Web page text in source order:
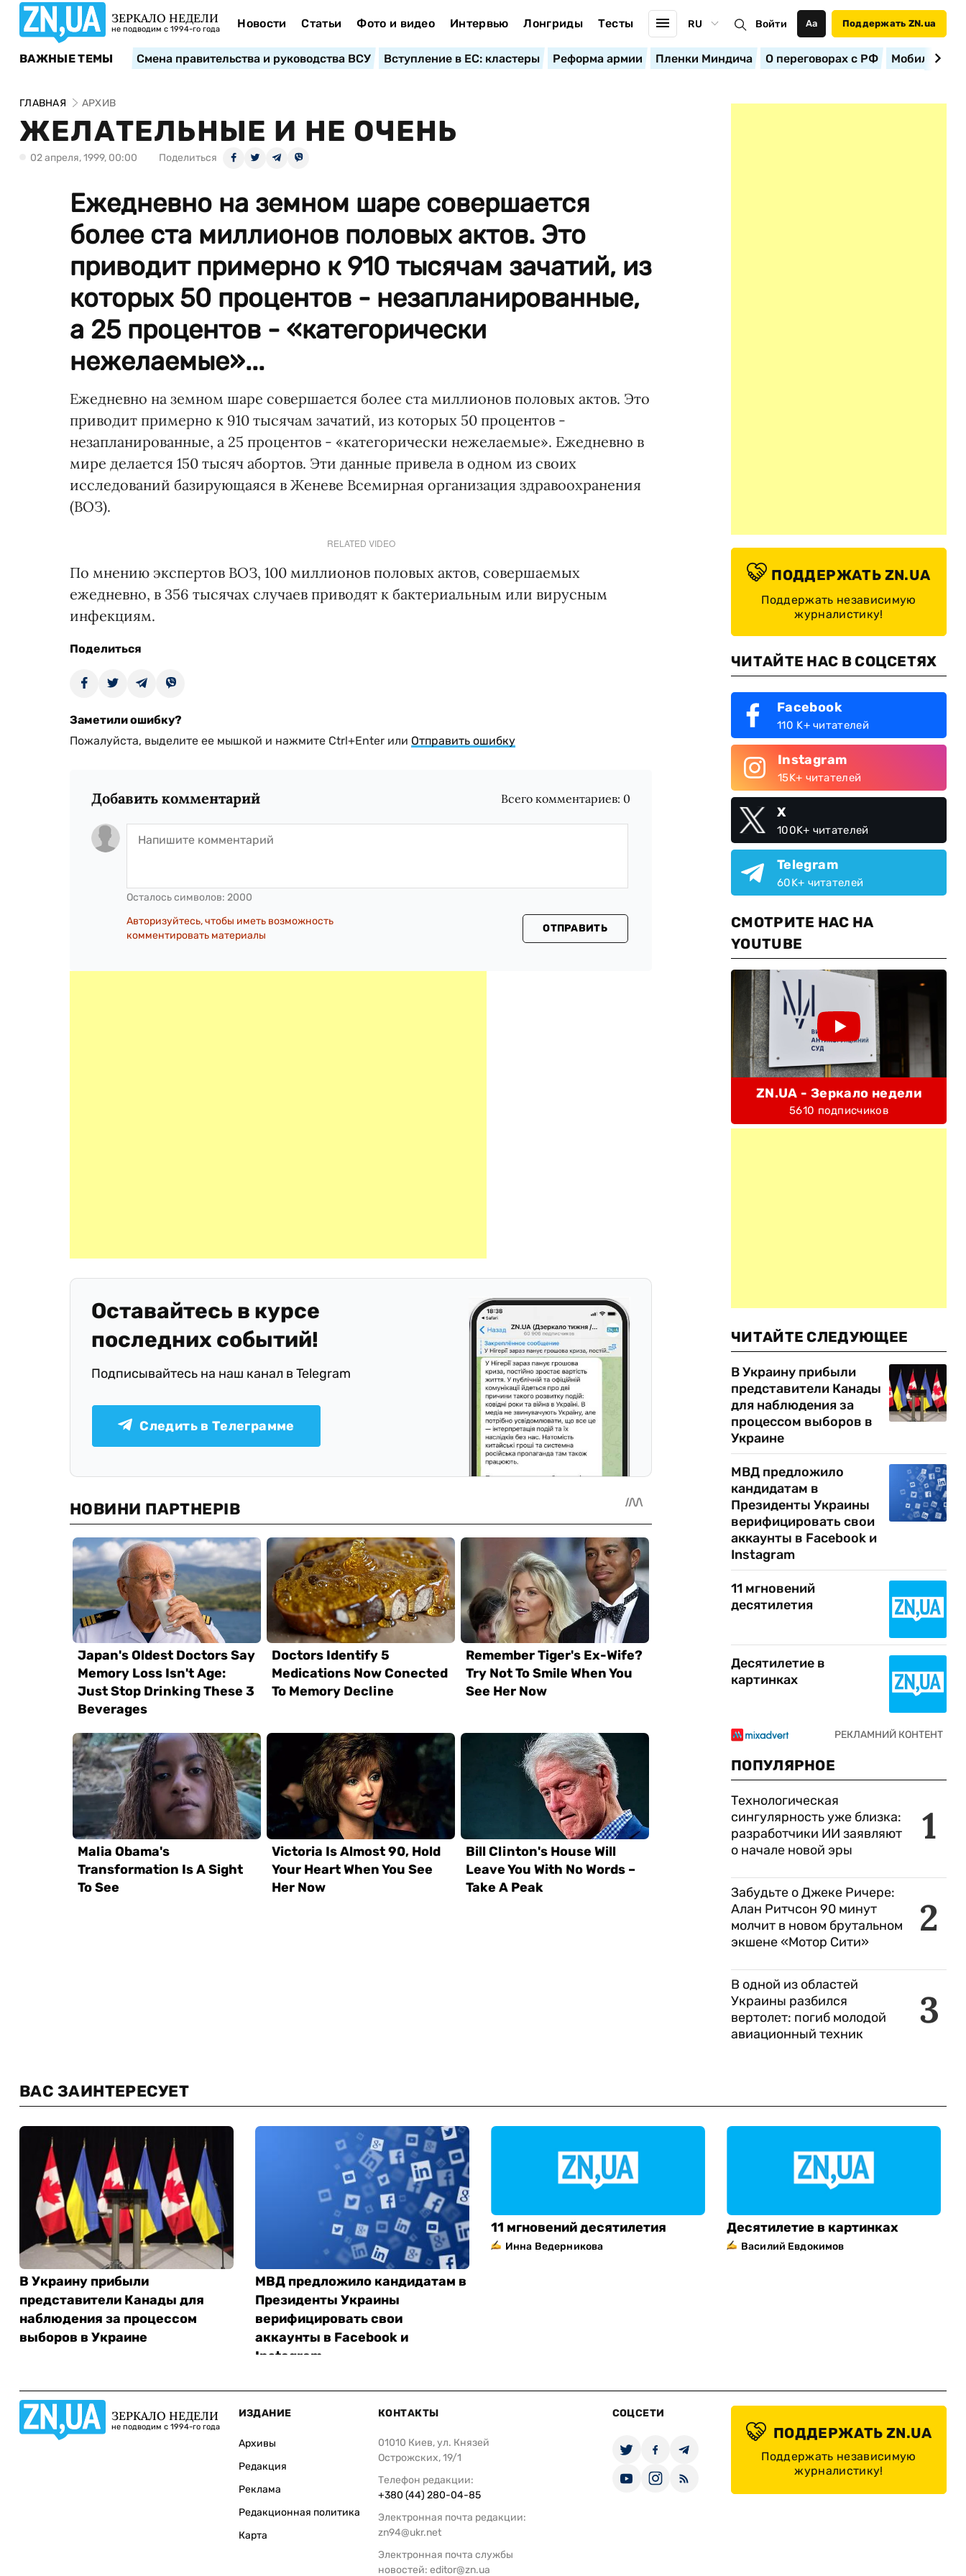
ЗЕРКАЛО НЕДЕЛИ
не подводим с 1994-го года Новости Статьи Фото и видео Интервью Лонгриды Тесты RU Войти Аа Поддержать ZN.ua
ВАЖНЫЕ ТЕМЫ Смена правительства и руководства ВСУ Вступление в ЕС: кластеры Реформа армии Пленки Миндича О переговорах с РФ
ГЛАВНАЯ АРХИВ
ЖЕЛАТЕЛЬНЫЕ И НЕ ОЧЕНЬ
02 апреля, 1999, 00:00 Поделиться
Ежедневно на земном шаре совершается
более ста миллионов половых актов. Это
приводит примерно к 910 тысячам зачатий, из
которых 50 процентов - незапланированные,
а 25 процентов - «категорически
нежелаемые»...
Ежедневно на земном шаре совершается более ста миллионов половых актов. Это
приводит примерно к 910 тысячам зачатий, из которых 50 процентов -
незапланированные, а 25 процентов - «категорически нежелаемые». Ежедневно в
мире делается 150 тысяч абортов. Эти данные привела в одном из своих
исследований базирующаяся в Женеве Всемирная организация здравоохранения
(ВОЗ).
RELATED VIDEO
По мнению экспертов ВОЗ, 100 миллионов половых актов, совершаемых
ежедневно, в 356 тысячах случаев приводят к бактериальным или вирусным
инфекциям.
Поделиться
Заметили ошибку?
Пожалуйста, выделите ее мышкой и нажмите Ctrl+Enter или Отправить ошибку
Добавить комментарий Всего комментариев: 0
Осталось символов: 2000
Авторизуйтесь, чтобы иметь возможность
комментировать материалы
ОТПРАВИТЬ
Оставайтесь в курсе
последних событий!
Подписывайтесь на наш канал в Telegram
Следить в Телеграмме
ПОДДЕРЖАТЬ ZN.UA
Поддержать независимую
журналистику!
ЧИТАЙТЕ НАС В СОЦСЕТЯХ
Facebook
110 K+ читателей
Instagram
15K+ читателей
X
100K+ читателей
Telegram
60K+ читателей
СМОТРИТЕ НАС НА
YOUTUBE
ZN.UA - Зеркало недели
5610 подписчиков
ЧИТАЙТЕ СЛЕДУЮЩЕЕ
В Украину прибыли
представители Канады
для наблюдения за
процессом выборов в
Украине
МВД предложило
кандидатам в
Президенты Украины
верифицировать свои
аккаунты в Facebook и
Instagram
11 мгновений
десятилетия
Десятилетие в
картинках
ПОПУЛЯРНОЕ
1
Технологическая
сингулярность уже близка:
разработчики ИИ заявляют
о начале новой эры
2
Забудьте о Джеке Ричере:
Алан Ритчсон 90 минут
молчит в новом брутальном
экшене «Мотор Сити»
3
В одной из областей
Украины разбился
вертолет: погиб молодой
авиационный техник
ВАС ЗАИНТЕРЕСУЕТ
В Украину прибыли
представители Канады для
наблюдения за процессом
выборов в Украине
МВД предложило кандидатам в
Президенты Украины
верифицировать свои
аккаунты в Facebook и
Instagram
11 мгновений десятилетия
Инна Ведерникова
Десятилетие в картинках
Василий Евдокимов
ЗЕРКАЛО НЕДЕЛИ
не подводим с 1994-го года
ИЗДАНИЕ
Архивы
Редакция
Реклама
Редакционная политика
Карта
КОНТАКТЫ
01010 Киев, ул. Князей
Острожских, 19/1
Телефон редакции:
+380 (44) 280-04-85
Электронная почта редакции:
zn94@ukr.net
Электронная почта службы
новостей: editor@zn.ua
СОЦСЕТИ
ПОДДЕРЖАТЬ ZN.UA
Поддержать независимую
журналистику!